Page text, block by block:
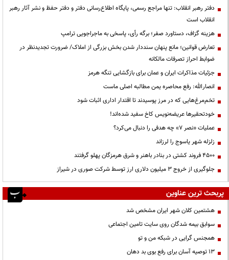
دفتر رهبر انقلاب: تنها مراجع رسمی، پایگاه اطلاع‌رسانی دفتر و دفتر حفظ و نشر آثار رهبر
انقلاب است
هزینه گزاف، دستاورد صفر؛ برگه رأی، پاسخی به ماجراجویی ترامپ
تعارض قوانین؛ مانع پنهان سنددار شدن بخش بزرگی از املاک/ ضرورت تجدیدنظر در
ضوابط احراز تصرفات مالکانه
جزئیات مذاکرات ایران و عمان برای بازگشایی تنگه هرمز
انصارالله: رفع محاصره یمن مطالبه اصلی ماست
تخم‌مرغ‌هایی که در مرز پوسیدند تا اقتدار اداری اثبات شود
خودتحقیرها عریضه‌نویس کاخ سفید شده‌اند!
عملیات «نصر ۷» چه هدفی را دنبال می‌کرد؟
زلزله شهر یاسوج را لرزاند
۴۵۰۰ فروند کشتی در بنادر باهنر و شرق هرمزگان پهلو گرفتند
جلوگیری از خروج ۳ میلیون دلاری ارز توسط شرکت صوری در شیراز
پربحث ترین عناوین
هشتمین کلان شهر ایران مشخص شد
سوابق بیمه شدگان روی سایت تامین اجتماعی
همجنس گرایی در شبکه من و تو
13 توصیه آسان برای رفع بوی بد دهان